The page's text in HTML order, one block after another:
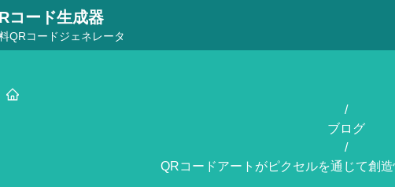
コード生成器
QRコードジェネレータ
/
ブログ
/
QRコードアートがピクセルを通じて創